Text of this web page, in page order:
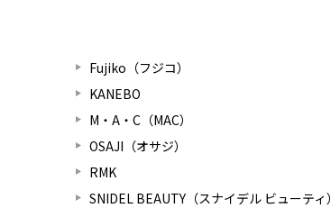
Fujiko（フジコ）
KANEBO
M・A・C（MAC）
OSAJI（オサジ）
RMK
SNIDEL BEAUTY（スナイデル ビューティ）